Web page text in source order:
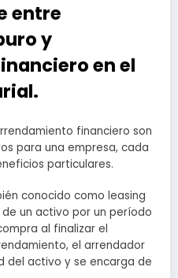
entre
y
en el
financiero son
para una empresa, cada
particulares.
conocido como leasing
un activo por un período
al finalizar el
el arrendador
del activo y se encarga de